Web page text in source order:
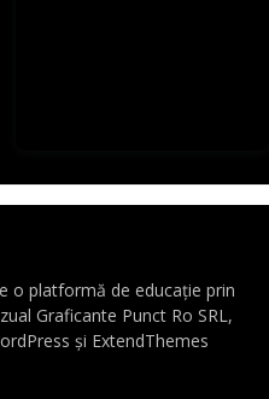
o platformă de educație prin
Graficante Punct Ro SRL,
și ExtendThemes